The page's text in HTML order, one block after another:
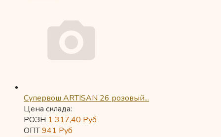
Супервош ARTISAN 26 розовый...
Цена склада:
РОЗН 1 317,40 Руб
ОПТ941 Руб